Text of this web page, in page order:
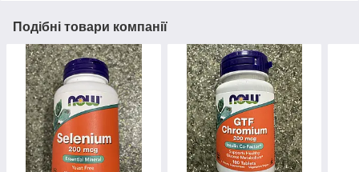
Подібні товари компанії